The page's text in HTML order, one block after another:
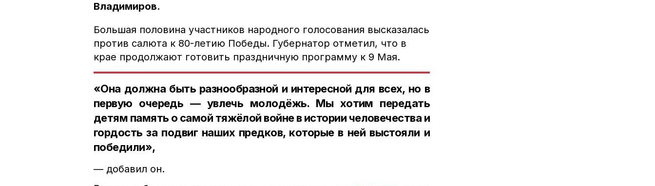
Владимиров.
Большая половина участников народного голосования высказалась
против салюта к 80-летию Победы. Губернатор отметил, что в
крае продолжают готовить праздничную программу к 9 Мая.
«Она должна быть разнообразной и интересной для всех, но в
первую очередь — увлечь молодёжь. Мы хотим передать
детям память о самой тяжёлой войне в истории человечества и
гордость за подвиг наших предков, которые в ней выстояли и
победили»,
— добавил он.